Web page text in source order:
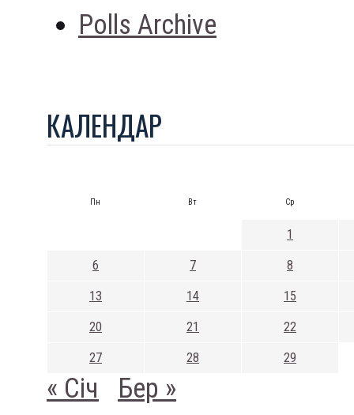
Polls Archive
КАЛЕНДАР
Пн Вт Ср
1
6 7 8
13 14 15
20 21 22
27 28 29
« Січ Бер »